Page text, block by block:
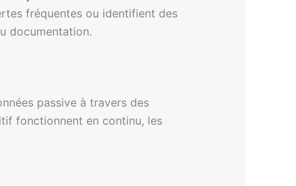
fréquentes ou identifient des
documentation.
passive à travers des
fonctionnent en continu, les